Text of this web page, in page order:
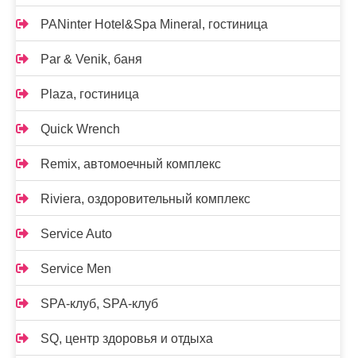
PANinter Hotel&Spa Mineral, гостиница
Par & Venik, баня
Plaza, гостиница
Quick Wrench
Remix, автомоечный комплекс
Riviera, оздоровительный комплекс
Service Auto
Service Men
SPA-клуб, SPA-клуб
SQ, центр здоровья и отдыха